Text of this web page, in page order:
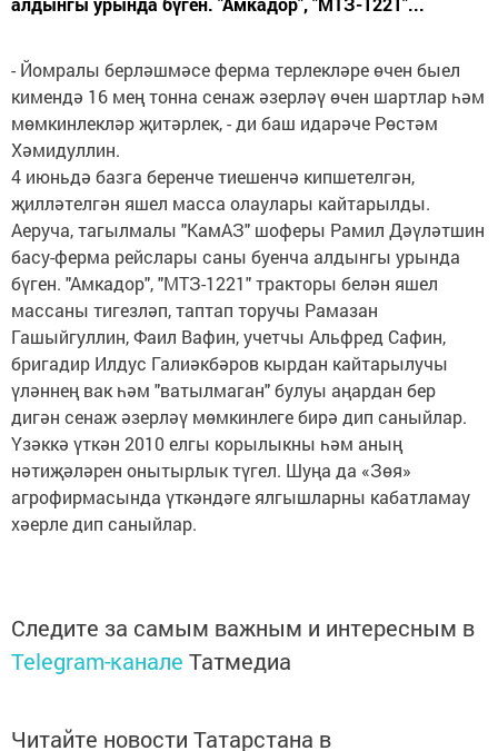
- Йомралы берләшмәсе ферма терлекләре өчен быел
кимендә 16 мең тонна сенаж әзерләү өчен шартлар һәм
мөмкинлекләр җитәрлек, - ди баш идарәче Рөстәм
Хәмидуллин.
4 июньдә базга беренче тиешенчә кипшетелгән,
җилләтелгән яшел масса олаулары кайтарылды.
Аеруча, тагылмалы "КамАЗ" шоферы Рамил Дәүләтшин
басу-ферма рейслары саны буенча алдынгы урында
бүген. "Амкадор", "МТЗ-1221" тракторы белән яшел
массаны тигезләп, таптап торучы Рамазан
Гашыйгуллин, Фаил Вафин, учетчы Альфред Сафин,
бригадир Илдус Галиәкбәров кырдан кайтарылучы
үләннең вак һәм "ватылмаган" булуы аңардан бер
дигән сенаж әзерләү мөмкинлеге бирә дип саныйлар.
Үзәккә үткән 2010 елгы корылыкны һәм аның
нәтиҗәләрен онытырлык түгел. Шуңа да «Зөя»
агрофирмасында үткәндәге ялгышларны кабатламау
хәерле дип саныйлар.
Следите за самым важным и интересным в
Telegram-канале Татмедиа
Читайте новости Татарстана в